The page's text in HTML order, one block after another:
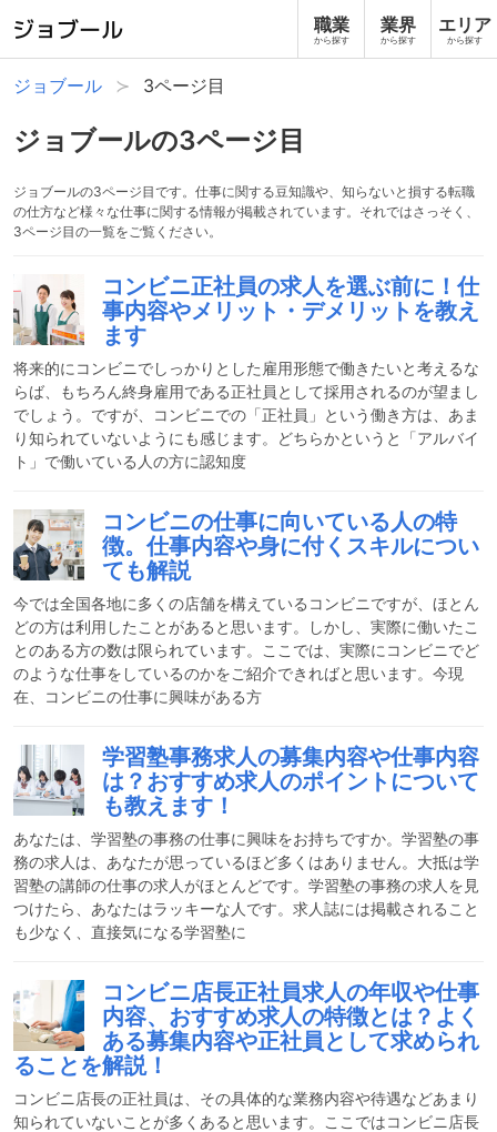
職業
から探す
業界
から探す
エリア
から探す
ジョブール 3ページ目
ジョブールの3ページ目
ジョブールの3ページ目です。仕事に関する豆知識や、知らないと損する転職
の仕方など様々な仕事に関する情報が掲載されています。それではさっそく、
3ページ目の一覧をご覧ください。
コンビニ正社員の求人を選ぶ前に！仕
事内容やメリット・デメリットを教え
ます
将来的にコンビニでしっかりとした雇用形態で働きたいと考えるな
らば、もちろん終身雇用である正社員として採用されるのが望まし
でしょう。ですが、コンビニでの「正社員」という働き方は、あま
り知られていないようにも感じます。どちらかというと「アルバイ
ト」で働いている人の方に認知度
コンビニの仕事に向いている人の特
徴。仕事内容や身に付くスキルについ
ても解説
今では全国各地に多くの店舗を構えているコンビニですが、ほとん
どの方は利用したことがあると思います。しかし、実際に働いたこ
とのある方の数は限られています。ここでは、実際にコンビニでど
のような仕事をしているのかをご紹介できればと思います。今現
在、コンビニの仕事に興味がある方
学習塾事務求人の募集内容や仕事内容
は？おすすめ求人のポイントについて
も教えます！
あなたは、学習塾の事務の仕事に興味をお持ちですか。学習塾の事
務の求人は、あなたが思っているほど多くはありません。大抵は学
習塾の講師の仕事の求人がほとんどです。学習塾の事務の求人を見
つけたら、あなたはラッキーな人です。求人誌には掲載されること
も少なく、直接気になる学習塾に
コンビニ店長正社員求人の年収や仕事
内容、おすすめ求人の特徴とは？よく
ある募集内容や正社員として求められ
ることを解説！
コンビニ店長の正社員は、その具体的な業務内容や待遇などあまり
知られていないことが多くあると思います。ここではコンビニ店長